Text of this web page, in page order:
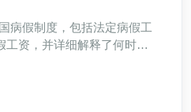
病假制度，包括法定病假工
工资，并详细解释了何时需
解读了雇主对Fit Note的常
资质、日期范围、工作适应